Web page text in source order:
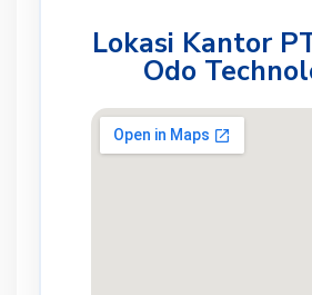
Lokasi Kantor
Odo